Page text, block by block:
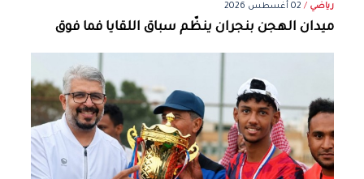
رياضي / 02 أغسطس 2026
ميدان الهجن بنجران ينظّم سباق اللقايا فما فوق